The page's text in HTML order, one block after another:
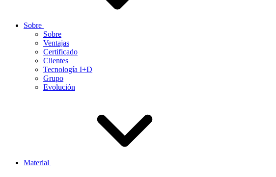
Sobre
Sobre
Ventajas
Certificado
Clientes
Tecnología I+D
Grupo
Evolución
Material